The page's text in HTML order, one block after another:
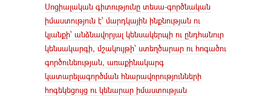
Սոցիալական գիտությունը տեսա-գործնական
իմաստություն է՝ մարդկային ինքնության ու
կյանքի՝ անձնավորյալ կենսակերպի ու ընդհանուր
կենսակարգի, մշակույթի՝ ստեղծարար ու հոգածու
գործունեության, առաքինակարգ
կատարելագործման հնարավորությունների
հոգեկեցույց ու կենարար իմաստության